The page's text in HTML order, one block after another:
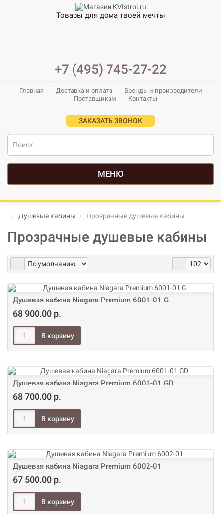
Товары для дома твоей мечты
+7 (495) 745-27-22
Главная Доставка и оплата
Бренды и производители
Поставщикам
Контакты
ЗАКАЗАТЬ ЗВОНОК
МЕНЮ
Душевые кабины Прозрачные душевые кабины
Прозрачные душевые кабины
Душевая кабина Niagara Premium 6001-01 G
68 900.00 р.
Душевая кабина Niagara Premium 6001-01 GD
68 700.00 р.
Душевая кабина Niagara Premium 6002-01
67 500.00 р.